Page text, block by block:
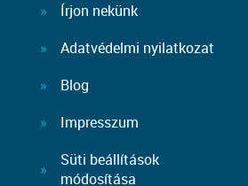
Írjon nekünk
Adatvédelmi nyilatkozat
Blog
Impresszum
Süti beállítások
módosítása